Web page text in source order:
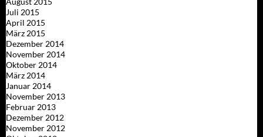
Juli 2015
April 2015
März 2015
Dezember 2014
November 2014
Oktober 2014
März 2014
Januar 2014
November 2013
Februar 2013
Dezember 2012
November 2012